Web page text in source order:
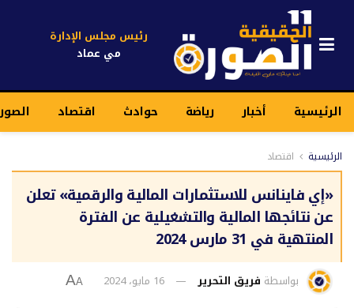
رئيس مجلس الإدارة
مي عماد
الرئيسية أخبار رياضة حوادث اقتصاد
الرئيسية اقتصاد
«إي فاينانس للاستثمارات المالية والرقمية» تعلن
عن نتائجها المالية والتشغيلية عن الفترة
المنتهية في 31 مارس 2024
بواسطة فريق التحرير 16 مايو، 2024 A
A